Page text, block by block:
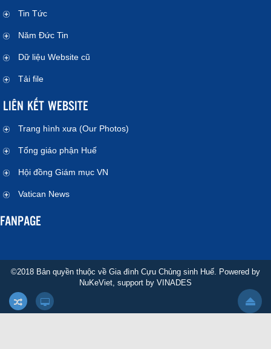
Tin Tức
Năm Đức Tin
Dữ liệu Website cũ
Tải file
LIÊN KẾT WEBSITE
Trang hình xưa (Our Photos)
Tổng giáo phận Huế
Hội đồng Giám mục VN
Vatican News
FANPAGE
©2018 Bản quyền thuộc về Gia đình Cựu Chủng sinh Huế. Powered by
NuKeViet, support by VINADES